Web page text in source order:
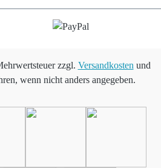
zzgl. Versandkosten und
wenn nicht anders angegeben.